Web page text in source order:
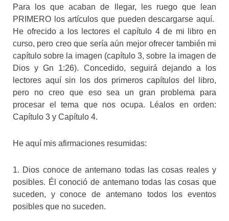
Para los que acaban de llegar, les ruego que lean
PRIMERO los artículos que pueden descargarse aquí.
He ofrecido a los lectores el capítulo 4 de mi libro en
curso, pero creo que sería aún mejor ofrecer también mi
capítulo sobre la imagen (capítulo 3, sobre la imagen de
Dios y Gn 1:26). Concedido, seguirá dejando a los
lectores aquí sin los dos primeros capítulos del libro,
pero no creo que eso sea un gran problema para
procesar el tema que nos ocupa. Léalos en orden:
Capítulo 3 y Capítulo 4.
He aquí mis afirmaciones resumidas:
1. Dios conoce de antemano todas las cosas reales y
posibles. Él conoció de antemano todas las cosas que
suceden, y conoce de antemano todos los eventos
posibles que no suceden.